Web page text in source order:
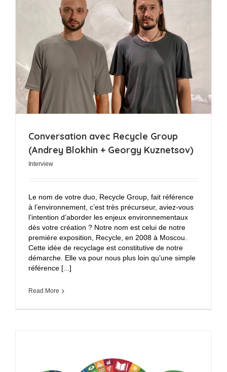
Conversation avec Recycle Group
(Andrey Blokhin + Georgy Kuznetsov)
Interview
Le nom de votre duo, Recycle Group, fait référence
à l’environnement, c’est très précurseur, aviez-vous
l’intention d’aborder les enjeux environnementaux
dès votre création ? Notre nom est celui de notre
première exposition, Recycle, en 2008 à Moscou.
Cette idée de recyclage est constitutive de notre
démarche. Elle va pour nous plus loin qu’une simple
référence [...]
Read More